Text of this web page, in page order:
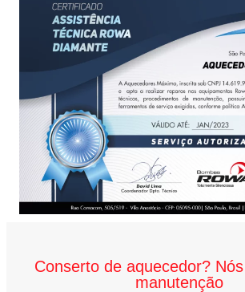
Conserto de aquecedor?
manutenção